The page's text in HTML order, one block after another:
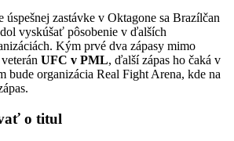
úspešnej zastávke v Oktagone sa Brazílčan
vyskúšať pôsobenie v ďalších
Kým prvé dva zápasy mimo
UFC v PML, ďalší zápas ho čaká v
bude organizácia Real Fight Arena, kde na
o titul